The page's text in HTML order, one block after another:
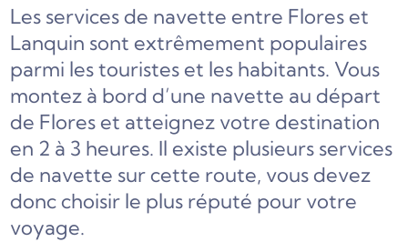
Les services de navette entre Flores et
Lanquin sont extrêmement populaires
parmi les touristes et les habitants. Vous
montez à bord d’une navette au départ
de Flores et atteignez votre destination
en 2 à 3 heures. Il existe plusieurs services
de navette sur cette route, vous devez
donc choisir le plus réputé pour votre
voyage.